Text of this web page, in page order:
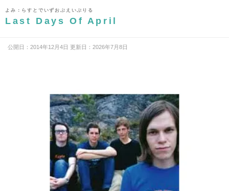
よみ：らすとでいずおぶえいぷりる
Last Days Of April
公開日：2014年12月4日 更新日：2026年7月8日